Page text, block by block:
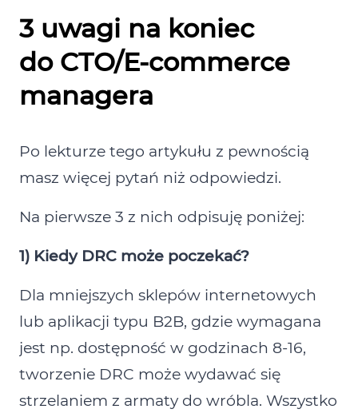
3 uwagi na koniec
do CTO/E‑commerce
managera
Po lekturze tego artykułu z pewnością
masz więcej pytań niż odpowiedzi.
Na pierwsze 3 z nich odpisuję poniżej:
1) Kiedy DRC może poczekać?
Dla mniejszych sklepów internetowych
lub aplikacji typu B2B, gdzie wymagana
jest np. dostępność w godzinach 8‑16,
tworzenie DRC może wydawać się
strzelaniem z armaty do wróbla. Wszystko